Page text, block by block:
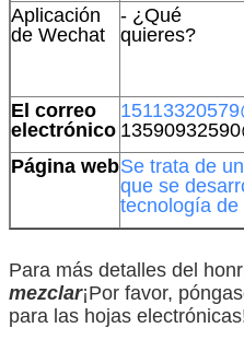
Aplicación
de Wechat
- ¿Qué
quieres?
El correo
electrónico
Página webSe trata de
que se
tecnología de
Para más detalles del
mezclar¡Por favor,
para las hojas